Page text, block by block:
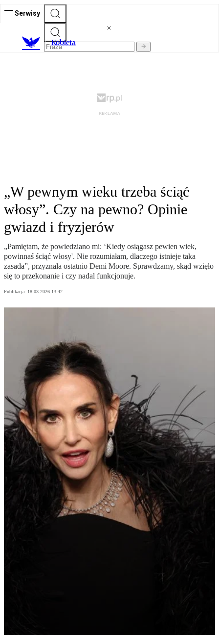
Serwisy
Kobieta
„W pewnym wieku trzeba ściąć
włosy”. Czy na pewno? Opinie
gwiazd i fryzjerów
„Pamiętam, że powiedziano mi: ‘Kiedy osiągasz pewien wiek,
powinnaś ściąć włosy'. Nie rozumiałam, dlaczego istnieje taka
zasada”, przyznała ostatnio Demi Moore. Sprawdzamy, skąd wzięło
się to przekonanie i czy nadal funkcjonuje.
Publikacja: 18.03.2026 13:42